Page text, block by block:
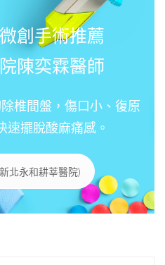
創手術推薦
陳奕霖醫師
椎間盤，傷口小、復原
速擺脫酸麻痛感。
北永和耕莘醫院)